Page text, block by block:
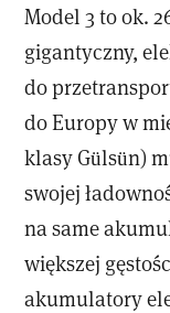
Model 3 to ok.
gigantyczny,
do
do Europy w
klasy Gülsün)
swojej
na same
większej
akumulatory